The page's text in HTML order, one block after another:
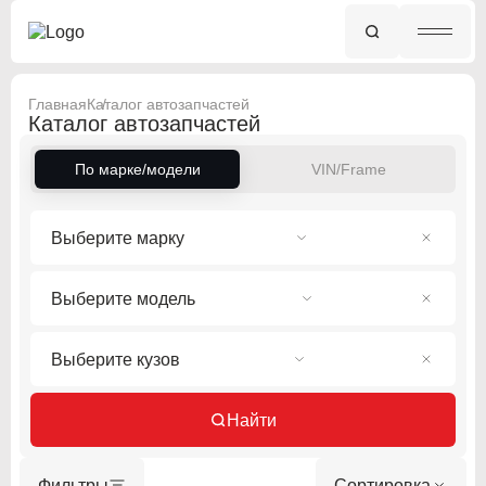
ГлавнаяКаталог автозапчастей
Каталог автозапчастей
По марке/модели VIN/Frame
Выберите марку
Выберите модель
Выберите кузов
Найти